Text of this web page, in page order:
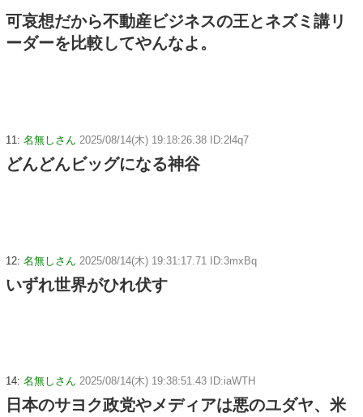
可哀想だから不動産ビジネスの王とネズミ講リ
ーダーを比較してやんなよ。
11: 名無しさん 2025/08/14(木) 19:18:26.38 ID:2l4q7
どんどんビッグになる神谷
12: 名無しさん 2025/08/14(木) 19:31:17.71 ID:3mxBq
いずれ世界がひれ伏す
14: 名無しさん 2025/08/14(木) 19:38:51.43 ID:iaWTH
日本のサヨク政党やメディアは悪のユダヤ、米